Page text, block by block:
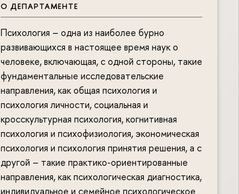
О ДЕПАРТАМЕНТЕ
Психология – одна из наиболее бурно
развивающихся в настоящее время наук о
человеке, включающая, с одной стороны, такие
фундаментальные исследовательские
направления, как общая психология и
психология личности, социальная и
кросскультурная психология, когнитивная
психология и психофизиология, экономическая
психология и психология принятия решения, а с
другой – такие практико-ориентированные
направления, как психологическая диагностика,
индивидуальное и семейное психологическое